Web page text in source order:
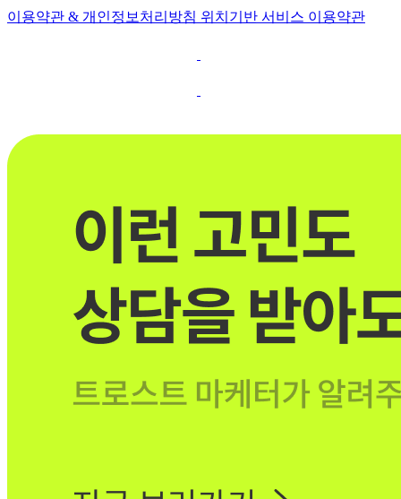
이용약관 & 개인정보처리방침 위치기반 서비스 이용약관